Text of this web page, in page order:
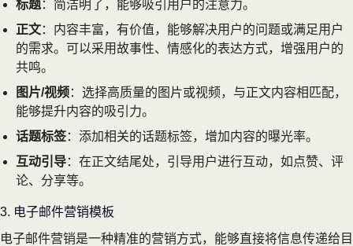
标题：简洁明了，能够吸引用户的注意力。
正文：内容丰富，有价值，能够解决用户的问题或满足用户
的需求。可以采用故事性、情感化的表达方式，增强用户的
共鸣。
图片/视频：选择高质量的图片或视频，与正文内容相匹配，
能够提升内容的吸引力。
话题标签：添加相关的话题标签，增加内容的曝光率。
互动引导：在正文结尾处，引导用户进行互动，如点赞、评
论、分享等。
3. 电子邮件营销模板
电子邮件营销是一种精准的营销方式，能够直接将信息传递给目